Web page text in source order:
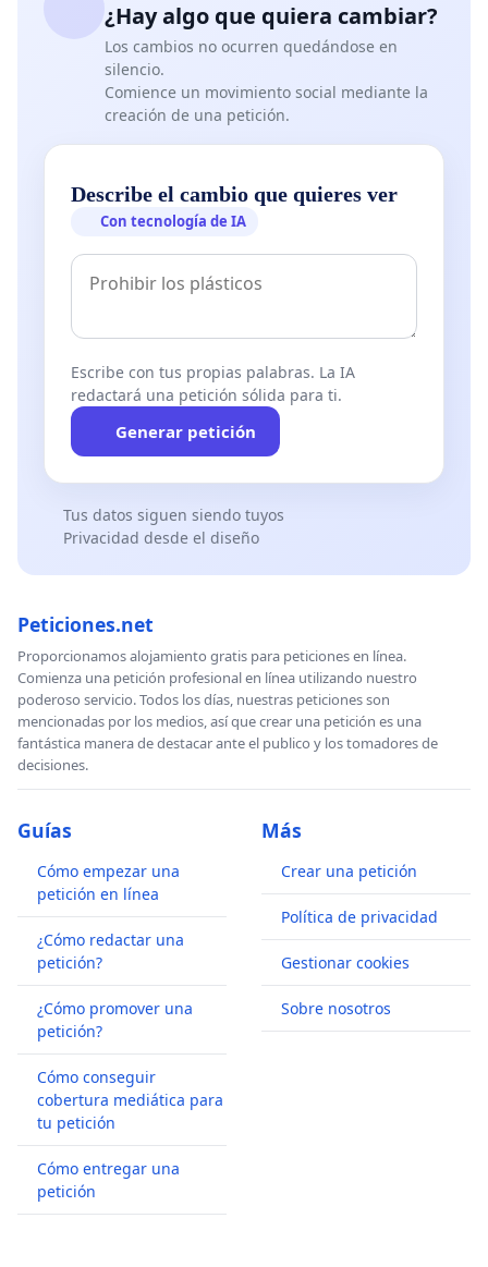
¿Hay algo que quiera cambiar?
Los cambios no ocurren quedándose en
silencio.
Comience un movimiento social mediante la
creación de una petición.
Describe el cambio que quieres ver
Con tecnología de IA
Escribe con tus propias palabras. La IA
redactará una petición sólida para ti.
Generar petición
Tus datos siguen siendo tuyos
Privacidad desde el diseño
Peticiones.net
Proporcionamos alojamiento gratis para peticiones en línea.
Comienza una petición profesional en línea utilizando nuestro
poderoso servicio. Todos los días, nuestras peticiones son
mencionadas por los medios, así que crear una petición es una
fantástica manera de destacar ante el publico y los tomadores de
decisiones.
Guías
Cómo empezar una
petición en línea
¿Cómo redactar una
petición?
¿Cómo promover una
petición?
Cómo conseguir
cobertura mediática para
tu petición
Cómo entregar una
petición
Más
Crear una petición
Política de privacidad
Gestionar cookies
Sobre nosotros